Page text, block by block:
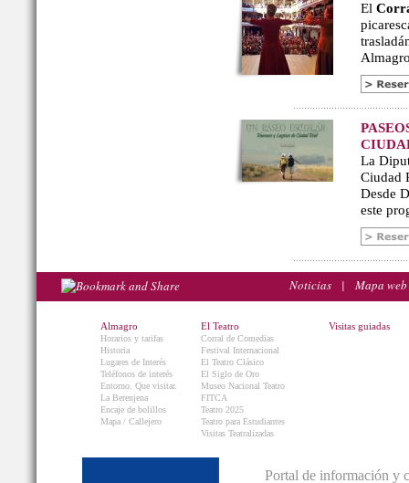
El
La
Ciudad
Desde
este
Noticias | Mapa web
Almagro
Horarios y tarifas
Historia
Lugares de Interés
Teléfonos de interés
Entorno. Que visitar.
La Berenjena
Encaje de bolillos
Mapa / Callejero
El Teatro
Corral de Comedias
Festival Internacional
El Teatro Clásico
El Siglo de Oro
Museo Nacional Teatro
FITCA
Teatro 2025
Teatro para Estudiantes
Visitas Teatralizadas
Visitas guiadas
Portal de información y